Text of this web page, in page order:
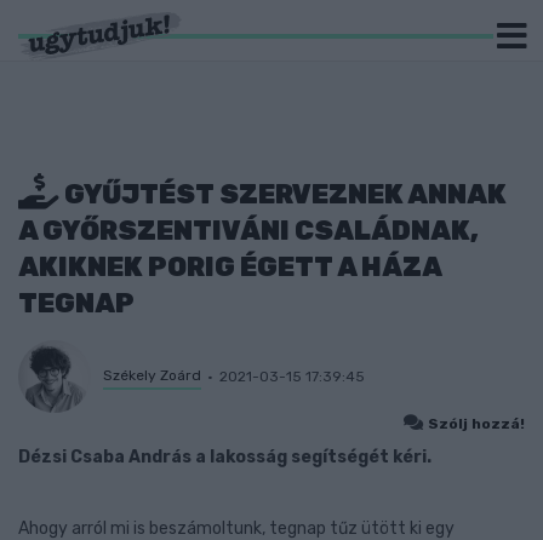
GYŰJTÉST SZERVEZNEK ANNAK
A GYŐRSZENTIVÁNI CSALÁDNAK,
AKIKNEK PORIG ÉGETT A HÁZA
TEGNAP
Székely Zoárd 2021-03-15 17:39:45
Szólj hozzá!
Dézsi Csaba András a lakosság segítségét kéri.
Ahogy arról mi is beszámoltunk, tegnap tűz ütött ki egy